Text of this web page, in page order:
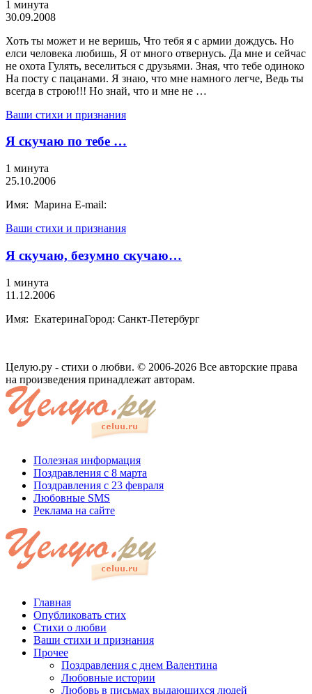
1 минута
30.09.2008
Хоть ты может и не веришь, Что тебя я с армии дождусь. Но
елси человека любишь, Я от много отвернусь. Да мне и сейчас
не охота Гулять, веселиться с друзьями. Зная, что тебе одиноко
На посту с пацанами. Я знаю, что мне намного легче, Ведь ты
всегда в строю!!! Но знай, что и мне не …
Ваши стихи и признания
Я скучаю по тебе …
1 минута
25.10.2006
Имя: Марина E-mail:
Ваши стихи и признания
Я скучаю, безумно скучаю…
1 минута
11.12.2006
Имя: ЕкатеринаГород: Санкт-Петербург
Целую.ру - стихи о любви. © 2006-2026 Все авторские права
на произведения принадлежат авторам.
Полезная информация
Поздравления с 8 марта
Поздравления с 23 февраля
Любовные SMS
Реклама на сайте
Главная
Опубликовать стих
Стихи о любви
Ваши стихи и признания
Прочее
Поздравления с днем Валентина
Любовные истории
Любовь в письмах выдающихся людей